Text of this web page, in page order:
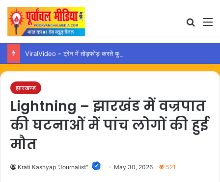
झारखण्ड
Lightning – झारखंड में वज्रपात
की घटनाओं में पांच लोगों की हुई
मौत
Krati Kashyap "Journalist" May 30, 2026 521